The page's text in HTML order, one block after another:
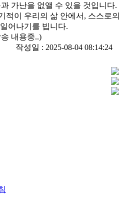
가난을 없앨 수 있을 것입니다.
적이 우리의 삶 안에서, 스스로의
어나기를 빕니다.
내용중..)
작성일 : 2025-08-04 08:14:24